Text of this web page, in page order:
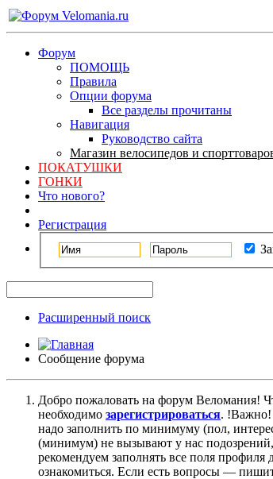
Форум
ПОМОЩЬ
Правила
Опции форума
Все разделы прочитаны
Навигация
Руководство сайта
Магазин велосипедов и
ПОКАТУШКИ
ГОНКИ
Что нового?
Регистрация
Расширенный поиск
Сообщение форума
Добро пожаловать на форум Веломания!
необходимо зарегистрироваться. !Важно!
надо заполнить по минимуму (пол,
(минимум) не вызывают у нас
рекомендуем заполнять все поля
ознакомиться. Если есть вопросы —